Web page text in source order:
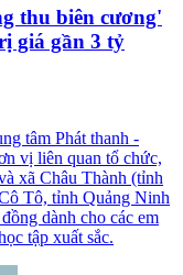
thu biên cương'
giá gần 3 tỷ
tâm Phát thanh -
vị liên quan tổ chức,
xã Châu Thành (tỉnh
Tô, tỉnh Quảng Ninh
dành cho các em
tập xuất sắc.